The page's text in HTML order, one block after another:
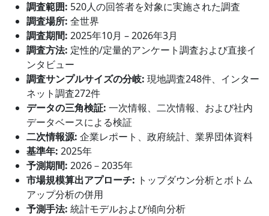
調査範囲: 520人の回答者を対象に実施された調査
調査場所: 全世界
調査期間: 2025年10月 – 2026年3月
調査方法: 定性的/定量的アンケート調査および直接イ
ンタビュー
調査サンプルサイズの分岐: 現地調査248件、インター
ネット調査272件
データの三角検証: 一次情報、二次情報、および社内
データベースによる検証
二次情報源: 企業レポート、政府統計、業界団体資料
基準年: 2025年
予測期間: 2026－2035年
市場規模算出アプローチ: トップダウン分析とボトム
アップ分析の併用
予測手法: 統計モデルおよび傾向分析